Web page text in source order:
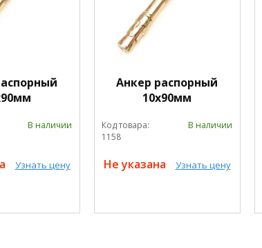
В наличии
Узнать цену
Анкер распорный
10х90мм
Код товара:
1158
В наличии
Не указана Узнать цену